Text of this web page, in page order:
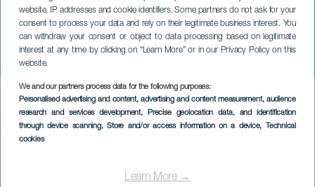
website, IP addresses and cookie identifiers. Some partners do not ask for your
consent to process your data and rely on their legitimate business interest. You
can withdraw your consent or object to data processing based on legitimate
interest at any time by clicking on “Learn More” or in our Privacy Policy on this
website.
We and our partners process data for the following purposes:
Personalised advertising and content, advertising and content measurement, audience
research and services development, Precise geolocation data, and identification
through device scanning, Store and/or access information on a device, Technical
cookies
Learn More →
Időszaki kiállítás: Földi
boldogság
LANZAROTE
Imagen
Listado